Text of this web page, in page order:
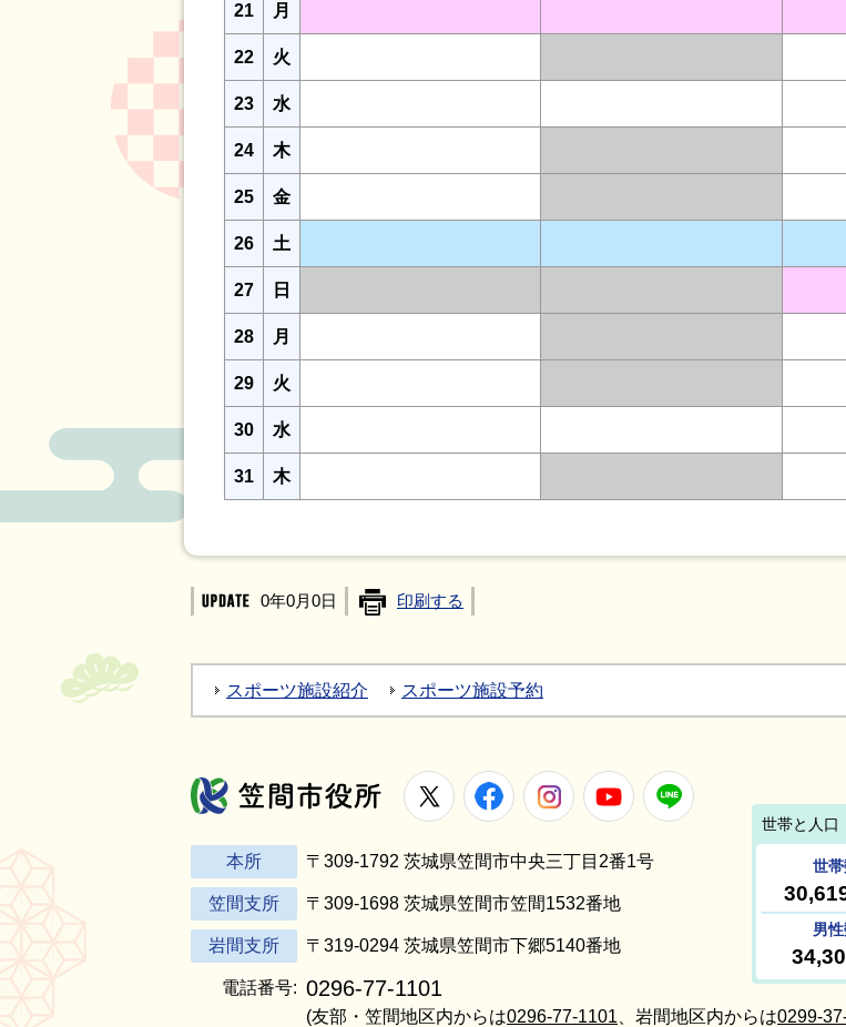
21 月
22 火
23 水
24 木
25 金
26 土
27 日
28 月
29 火
30 水
31 木
0年0月0日 印刷する
スポーツ施設紹介 スポーツ施設予約
笠間市役所
X FacebookInstagramYoutube
本所 〒309-1792 茨城県笠間市中央三丁目2番1号
笠間支所 〒309-1698 茨城県笠間市笠間1532番地
岩間支所 〒319-0294 茨城県笠間市下郷5140番地
電話番号: 0296-77-1101
(友部・笠間地区内からは0296-77-1101 、岩間地区内からは0299-